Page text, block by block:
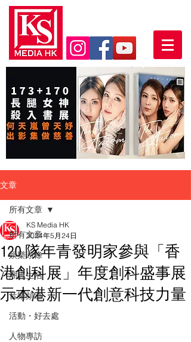
文章
所有文章
娛樂頭條
潮流生活
音樂頻道
活動・好去處
人物專訪
所有文章
120 隊年青發明家參與「香
港創科展」年度創科盛事展
示本港新一代創意科技力量
KS Media HK
2024年5月24日